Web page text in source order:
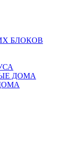
БЛОКОВ
ДОМА